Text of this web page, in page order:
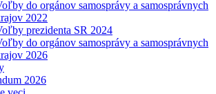
do orgánov samosprávy a samosprávnych
2022
prezidenta SR 2024
do orgánov samosprávy a samosprávnych
2026
2026